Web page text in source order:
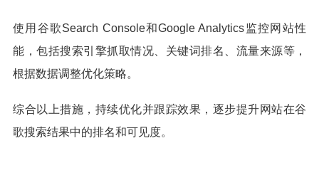
使用谷歌Search Console和Google Analytics监控网站性
能，包括搜索引擎抓取情况、关键词排名、流量来源等，
根据数据调整优化策略。
综合以上措施，持续优化并跟踪效果，逐步提升网站在谷
歌搜索结果中的排名和可见度。